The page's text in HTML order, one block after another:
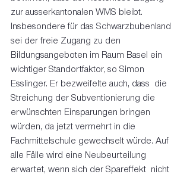
zur ausserkantonalen WMS bleibt.
Insbesondere für das Schwarzbubenland
sei der freie Zugang zu den
Bildungsangeboten im Raum Basel ein
wichtiger Standortfaktor, so Simon
Esslinger. Er bezweifelte auch, dass  die
Streichung der Subventionierung die
erwünschten Einsparungen bringen
würden, da jetzt vermehrt in die
Fachmittelschule gewechselt würde. Auf
alle Fälle wird eine Neubeurteilung
erwartet, wenn sich der Spareffekt  nicht